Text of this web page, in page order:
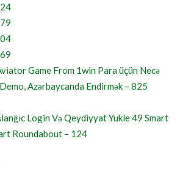
Game From 1win Para üçün Necə
Azərbaycanda Endirmək – 825
Login Və Qeydiyyat Yukle 49 Smart
Roundabout – 124